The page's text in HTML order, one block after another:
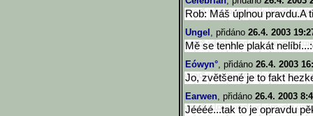
Rob: Máš úplnou pravdu.A
Ungel , přidáno 26.4. 2003
Mě se tenhle plakát
Eówyn°, přidáno 26.4. 2003
Jo, zvětšené je to fakt
Earwen, přidáno 26.4. 2003
Jéééé...tak to je opravdu